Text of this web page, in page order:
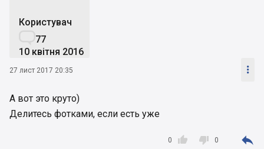
Користувач
77
10 квітня 2016
27 лист 2017 20:35 
А вот это круто)
Делитесь фотками, если есть уже

0  0 